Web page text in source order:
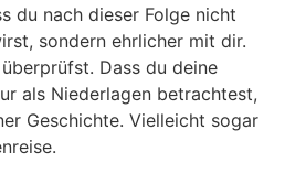
du nach dieser Folge nicht
sondern ehrlicher mit dir.
Dass du deine
als Niederlagen betrachtest,
Geschichte. Vielleicht sogar